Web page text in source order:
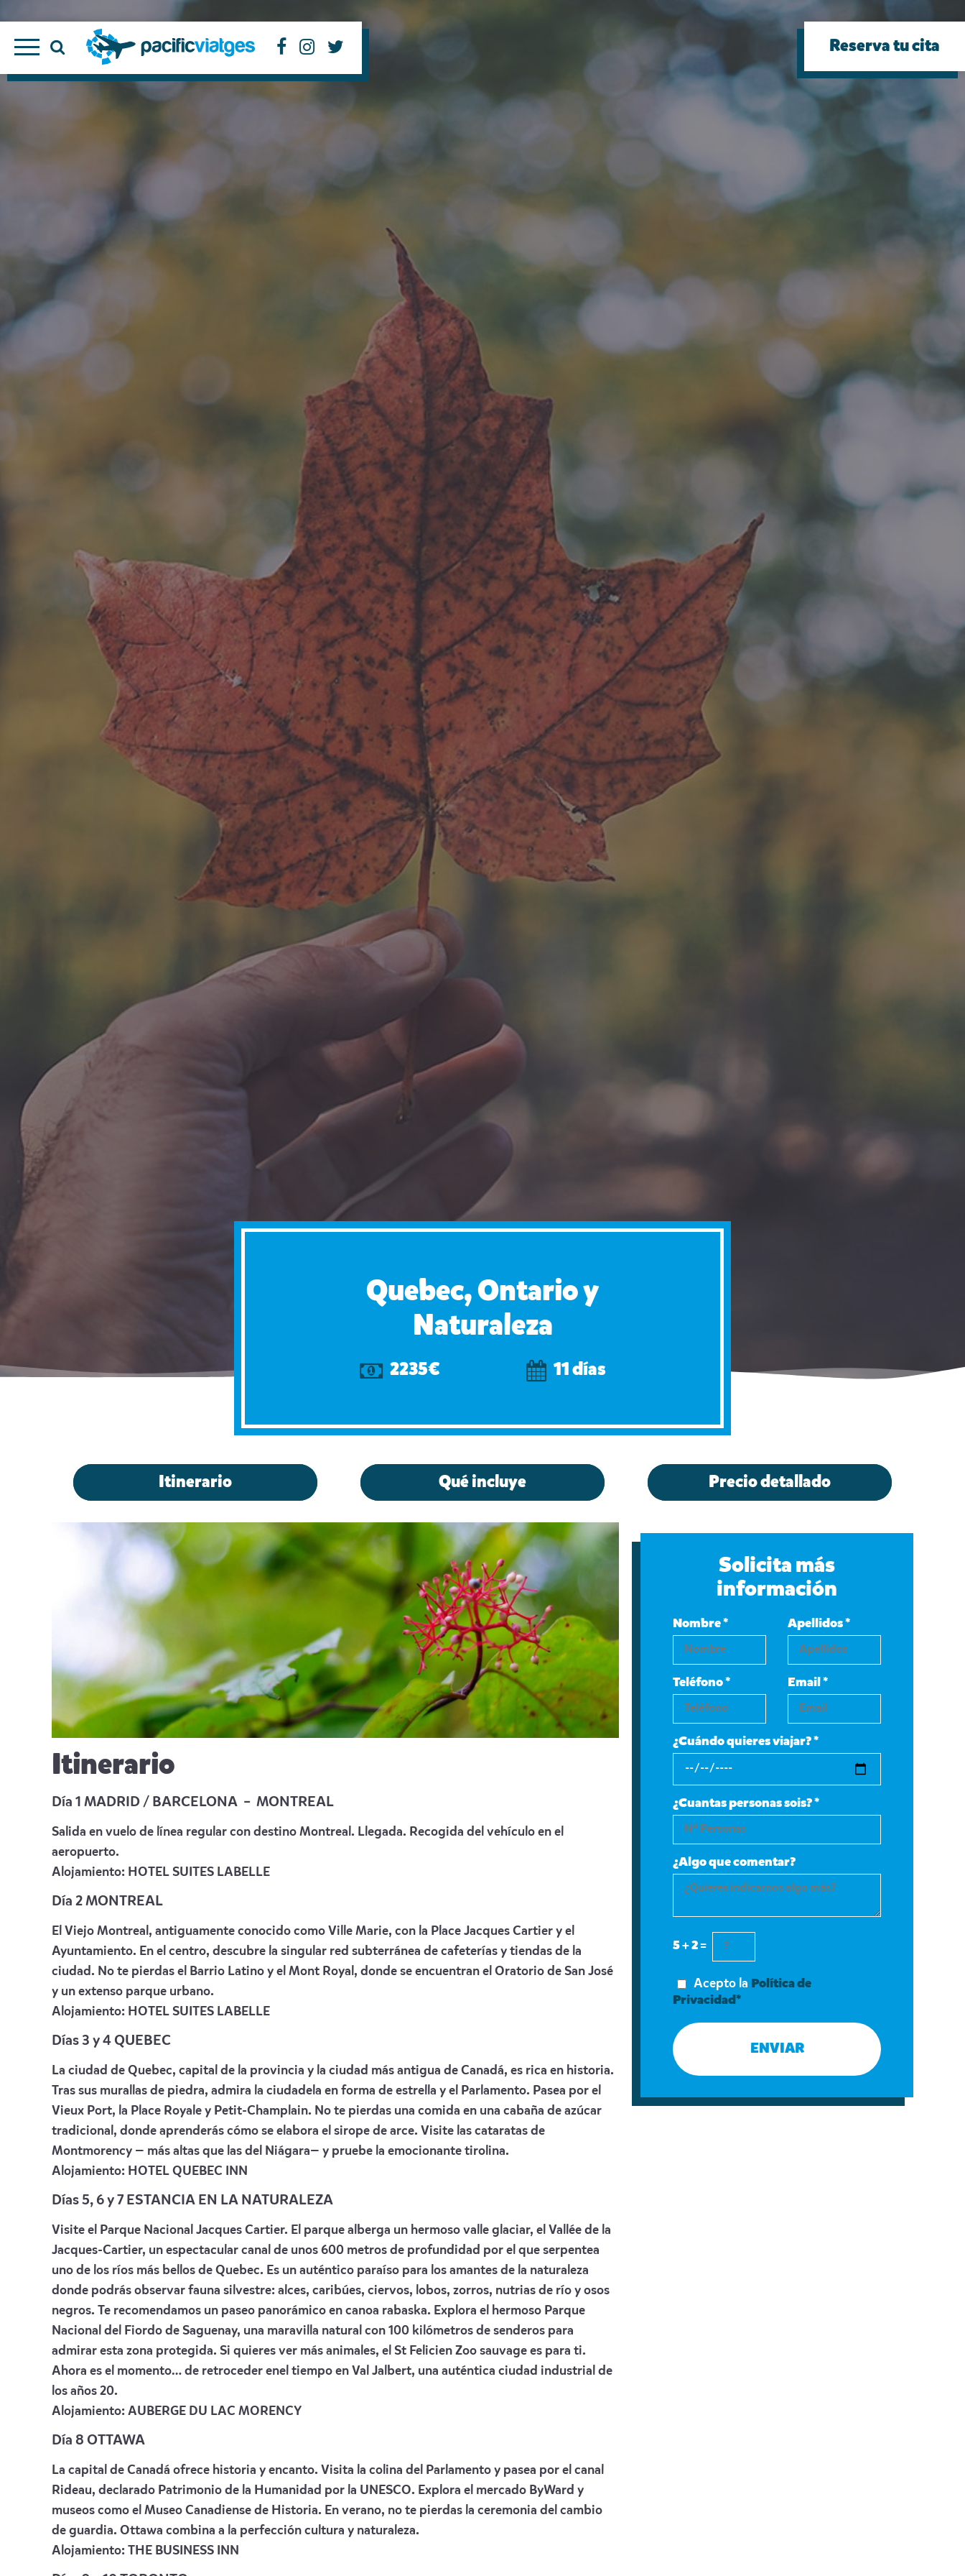
Reserva tu cita
Quebec, Ontario y
Naturaleza
2235€ 11 días
Itinerario Qué incluye Precio detallado
Itinerario
Día 1 MADRID / BARCELONA – MONTREAL
Salida en vuelo de línea regular con destino Montreal. Llegada. Recogida del vehículo en el
aeropuerto.
Alojamiento: HOTEL SUITES LABELLE
Día 2 MONTREAL
El Viejo Montreal, antiguamente conocido como Ville Marie, con la Place Jacques Cartier y el
Ayuntamiento. En el centro, descubre la singular red subterránea de cafeterías y tiendas de la
ciudad. No te pierdas el Barrio Latino y el Mont Royal, donde se encuentran el Oratorio de San José
y un extenso parque urbano.
Alojamiento: HOTEL SUITES LABELLE
Días 3 y 4 QUEBEC
La ciudad de Quebec, capital de la provincia y la ciudad más antigua de Canadá, es rica en historia.
Tras sus murallas de piedra, admira la ciudadela en forma de estrella y el Parlamento. Pasea por el
Vieux Port, la Place Royale y Petit-Champlain. No te pierdas una comida en una cabaña de azúcar
tradicional, donde aprenderás cómo se elabora el sirope de arce. Visite las cataratas de
Montmorency — más altas que las del Niágara— y pruebe la emocionante tirolina.
Alojamiento: HOTEL QUEBEC INN
Días 5, 6 y 7 ESTANCIA EN LA NATURALEZA
Visite el Parque Nacional Jacques Cartier. El parque alberga un hermoso valle glaciar, el Vallée de la
Jacques-Cartier, un espectacular canal de unos 600 metros de profundidad por el que serpentea
uno de los ríos más bellos de Quebec. Es un auténtico paraíso para los amantes de la naturaleza
donde podrás observar fauna silvestre: alces, caribúes, ciervos, lobos, zorros, nutrias de río y osos
negros. Te recomendamos un paseo panorámico en canoa rabaska. Explora el hermoso Parque
Nacional del Fiordo de Saguenay, una maravilla natural con 100 kilómetros de senderos para
admirar esta zona protegida. Si quieres ver más animales, el St Felicien Zoo sauvage es para ti.
Ahora es el momento… de retroceder enel tiempo en Val Jalbert, una auténtica ciudad industrial de
los años 20.
Alojamiento: AUBERGE DU LAC MORENCY
Día 8 OTTAWA
La capital de Canadá ofrece historia y encanto. Visita la colina del Parlamento y pasea por el canal
Rideau, declarado Patrimonio de la Humanidad por la UNESCO. Explora el mercado ByWard y
museos como el Museo Canadiense de Historia. En verano, no te pierdas la ceremonia del cambio
de guardia. Ottawa combina a la perfección cultura y naturaleza.
Alojamiento: THE BUSINESS INN
Solicita más
información
Nombre * Apellidos *
Teléfono * Email *
¿Cuándo quieres viajar? *
¿Cuantas personas sois? *
¿Algo que comentar?
5 + 2 =
Acepto la Política de
Privacidad*
ENVIAR